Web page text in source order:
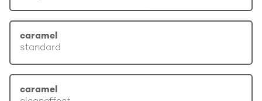
caramel
standard
caramel